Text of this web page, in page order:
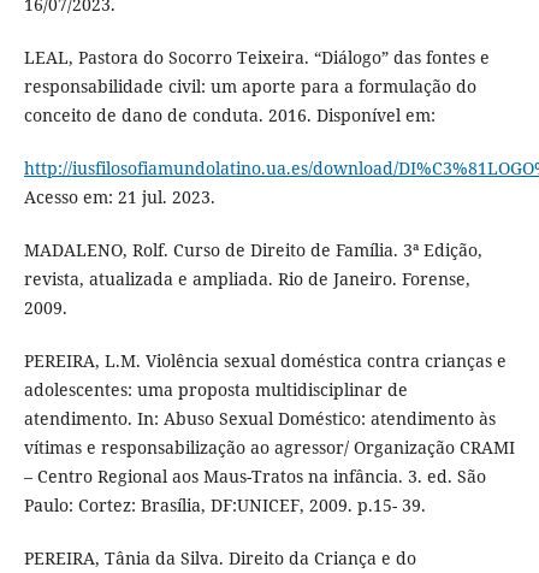
LEAL, Pastora do Socorro Teixeira. “Diálogo” das fontes e
responsabilidade civil: um aporte para a formulação do
conceito de dano de conduta. 2016. Disponível em:
http://iusfilosofiamundolatino.ua.es/download/
Acesso em: 21 jul. 2023.
MADALENO, Rolf. Curso de Direito de Família. 3ª Edição,
revista, atualizada e ampliada. Rio de Janeiro. Forense,
2009.
PEREIRA, L.M. Violência sexual doméstica contra crianças e
adolescentes: uma proposta multidisciplinar de
atendimento. In: Abuso Sexual Doméstico: atendimento às
vítimas e responsabilização ao agressor/ Organização CRAMI
– Centro Regional aos Maus-Tratos na infância. 3. ed. São
Paulo: Cortez: Brasília, DF:UNICEF, 2009. p.15- 39.
PEREIRA, Tânia da Silva. Direito da Criança e do